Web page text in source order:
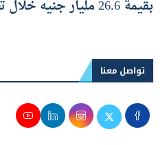
بقيمة 26.6 مليار جنيه خلال تعاملات اليوم
تواصل معنا